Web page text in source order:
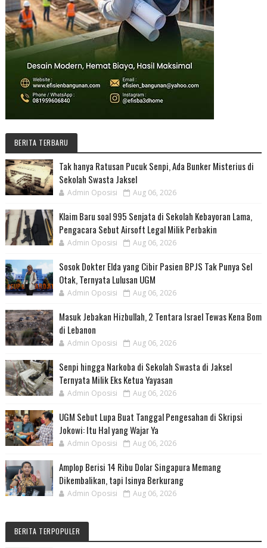
BERITA TERBARU
Tak hanya Ratusan Pucuk Senpi, Ada Bunker Misterius di
Sekolah Swasta Jaksel
Admin Oposisi Aug 06, 2026
Klaim Baru soal 995 Senjata di Sekolah Kebayoran Lama,
Pengacara Sebut Airsoft Legal Milik Perbakin
Admin Oposisi Aug 06, 2026
Sosok Dokter Elda yang Cibir Pasien BPJS Tak Punya Sel
Otak, Ternyata Lulusan UGM
Admin Oposisi Aug 06, 2026
Masuk Jebakan Hizbullah, 2 Tentara Israel Tewas Kena Bom
di Lebanon
Admin Oposisi Aug 06, 2026
Senpi hingga Narkoba di Sekolah Swasta di Jaksel
Ternyata Milik Eks Ketua Yayasan
Admin Oposisi Aug 06, 2026
UGM Sebut Lupa Buat Tanggal Pengesahan di Skripsi
Jokowi: Itu Hal yang Wajar Ya
Admin Oposisi Aug 06, 2026
Amplop Berisi 14 Ribu Dolar Singapura Memang
Dikembalikan, tapi Isinya Berkurang
Admin Oposisi Aug 06, 2026
BERITA TERPOPULER